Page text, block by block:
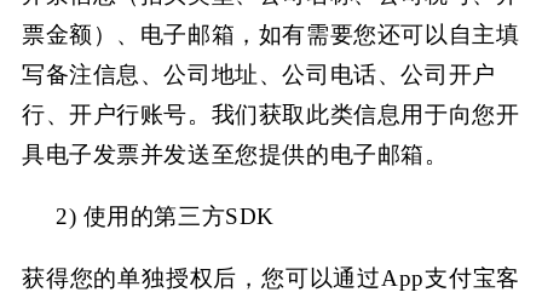
票金额）、电子邮箱，如有需要您还可以自主填
写备注信息、公司地址、公司电话、公司开户
行、开户行账号。我们获取此类信息用于向您开
具电子发票并发送至您提供的电子邮箱。
2) 使用的第三方SDK
获得您的单独授权后，您可以通过App支付宝客